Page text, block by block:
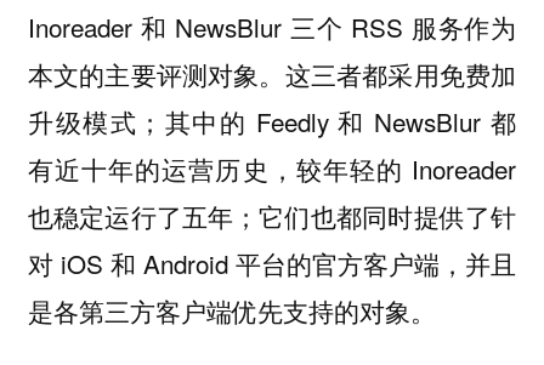
Inoreader 和 NewsBlur 三个 RSS 服务作为
本文的主要评测对象。这三者都采用免费加
升级模式；其中的 Feedly 和 NewsBlur 都
有近十年的运营历史，较年轻的 Inoreader
也稳定运行了五年；它们也都同时提供了针
对 iOS 和 Android 平台的官方客户端，并且
是各第三方客户端优先支持的对象。